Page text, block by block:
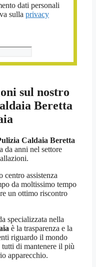
dati personali
sulla privacy
sul nostro
Beretta
Caldaia Beretta
da anni nel settore
centro assistenza
da moltissimo tempo
un ottimo riscontro
specializzata nella
è la trasparenza e la
riguardo il mondo
di mantenere il più
apparecchio.